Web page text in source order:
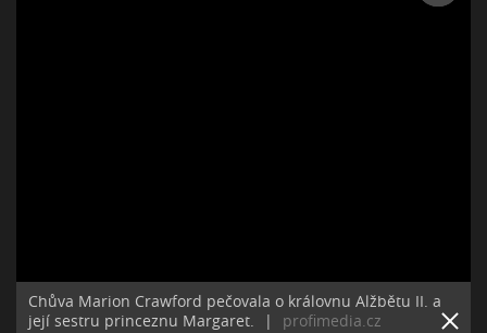
Chůva Marion Crawford pečovala o královnu Alžbětu II. a
její sestru princeznu Margaret.
| profimedia.cz